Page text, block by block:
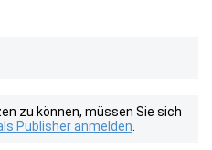
zu können, müssen Sie sich
Publisher anmelden